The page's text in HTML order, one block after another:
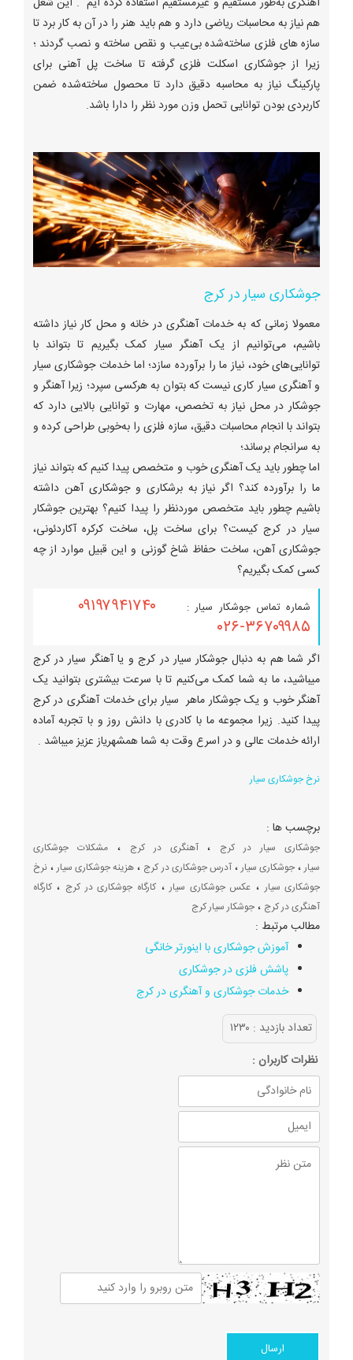
هم نیاز به محاسبات ریاضی دارد و هم باید هنر را در آن به کار برد تا
سازه های فلزی ساخته‌شده بی‌عیب و نقص ساخته و نصب گردند ؛
زیرا از جوشکاری اسکلت فلزی گرفته تا ساخت پل آهنی برای
پارکینگ نیاز به محاسبه دقیق دارد تا محصول ساخته‌شده ضمن
کاربردی بودن توانایی تحمل وزن مورد نظر را دارا باشد.
جوشکاری سیار در کرج
معمولا زمانی که به خدمات آهنگری در خانه و محل کار نیاز داشته
باشیم، می‌توانیم از یک آهنگر سیار کمک بگیریم تا بتواند با
توانایی‌های خود، نیاز ما را برآورده سازد؛ اما خدمات جوشکاری سیار
و آهنگری سیار کاری نیست که بتوان به هرکسی سپرد؛ زیرا آهنگر و
جوشکار در محل نیاز به تخصص، مهارت و توانایی بالایی دارد که
بتواند با انجام محاسبات دقیق، سازه فلزی را به‌خوبی طراحی کرده و
به سرانجام برساند؛
اما چطور باید یک آهنگری خوب و متخصص پیدا کنیم که بتواند نیاز
ما را برآورده کند؟ اگر نیاز به برشکاری و جوشکاری آهن داشته
باشیم چطور باید متخصص موردنظر را پیدا کنیم؟ بهترین جوشکار
سیار در کرج کیست؟ برای ساخت پل، ساخت کرکره آکاردئونی،
جوشکاری آهن، ساخت حفاظ شاخ گوزنی و این قبیل موارد از چه
کسی کمک بگیریم؟
شماره تماس جوشکار سیار :
۳۶۷۰۹۹۸۵-۰۲۶
اگر شما هم به دنبال جوشکار سیار در کرج و یا آهنگر سیار در کرج
میباشید، ما به شما کمک می‌کنیم تا با سرعت بیشتری بتوانید یک
آهنگر خوب و یک جوشکار ماهر سیار برای خدمات آهنگری در کرج
پیدا کنید. زیرا مجموعه ما با کادری با دانش روز و با تجربه آماده
ارائه خدمات عالی و در اسرع وقت به شما همشهریاز عزیز میباشد .
نرخ جوشکاری سیار
برچسب ها :
جوشکاری سیار در کرج ،آهنگری در کرج ،مشکلات جوشکاری
سیار، جوشکاری سیار،آدرس جوشکاری در کرج ، هزینه جوشکاری سیار،نرخ
جوشکاری سیار، عکس جوشکاری سیار،کارگاه جوشکاری در کرج ،کارگاه
آهنگری در کرج ، جوشکار سیار کرج
مطالب مرتبط :
آموزش جوشکاری با اینورتر خانگی
پاشش فلزی در جوشکاری
خدمات جوشکاری و آهنگری در کرج
تعداد بازديد : ۱۲۳۰
نظرات كاربران :